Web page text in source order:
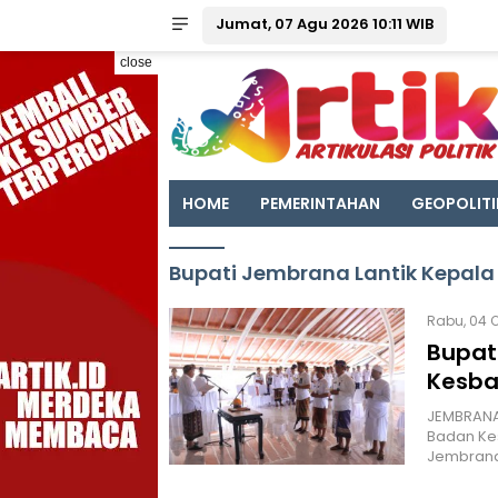
Jumat, 07 Agu 2026 10:11 WIB
close
HOME PEMERINTAHAN
Bupati Jembrana Lantik
Rabu, 04
Badan